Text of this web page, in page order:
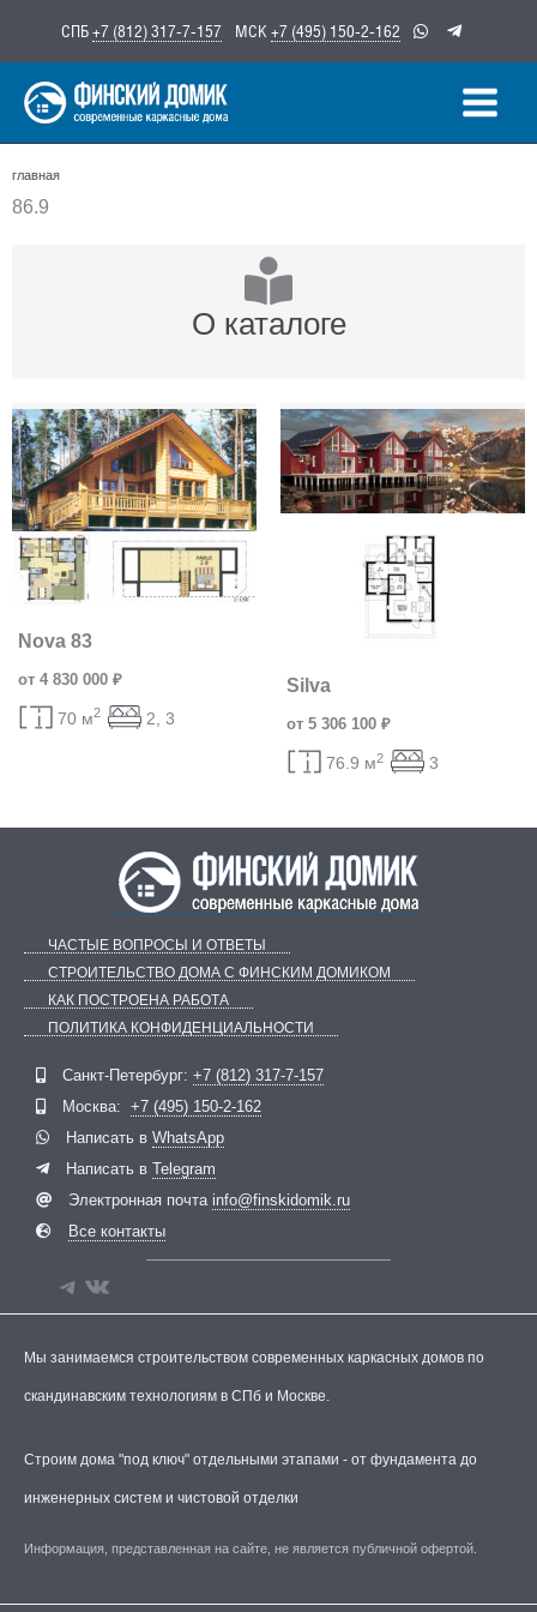
содержимому
СПБ+7 (812) 317-7-157 МСК +7 (495) 150-2-162
главная
86.9
О каталоге
Nova 83
от 4 830 000 ₽
70 м2 2, 3
Silva
от 5 306 100 ₽
76.9 м2 3
ЧАСТЫЕ ВОПРОСЫ И ОТВЕТЫ
СТРОИТЕЛЬСТВО ДОМА С ФИНСКИМ ДОМИКОМ
КАК ПОСТРОЕНА РАБОТА
ПОЛИТИКА КОНФИДЕНЦИАЛЬНОСТИ
Санкт-Петербург: +7 (812) 317-7-157
Москва: +7 (495) 150-2-162
Написать в WhatsApp
Написать в Telegram
Электронная почта info@finskidomik.ru
Все контакты
Мы занимаемся строительством современных каркасных домов по
скандинавским технологиям в СПб и Москве.
Строим дома "под ключ" отдельными этапами - от фундамента до
инженерных систем и чистовой отделки
Информация, представленная на сайте, не является публичной офертой.